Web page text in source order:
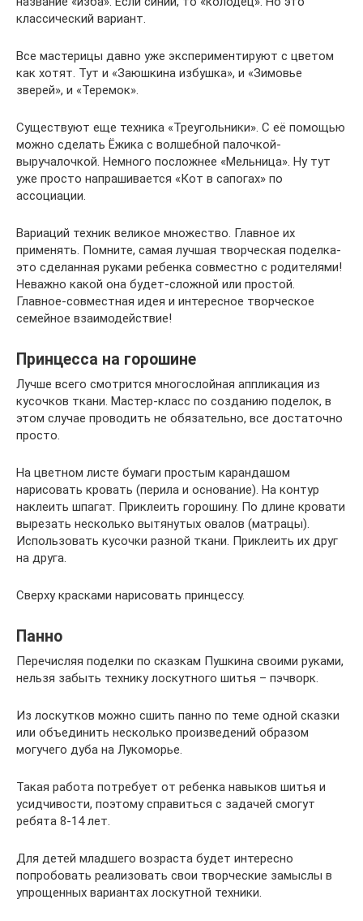
классический вариант.
Все мастерицы давно уже экспериментируют с цветом
как хотят. Тут и «Заюшкина избушка», и «Зимовье
зверей», и «Теремок».
Существуют еще техника «Треугольники». С её помощью
можно сделать Ёжика с волшебной палочкой-
выручалочкой. Немного посложнее «Мельница». Ну тут
уже просто напрашивается «Кот в сапогах» по
ассоциации.
Вариаций техник великое множество. Главное их
применять. Помните, самая лучшая творческая поделка-
это сделанная руками ребенка совместно с родителями!
Неважно какой она будет-сложной или простой.
Главное-совместная идея и интересное творческое
семейное взаимодействие!
Принцесса на горошине
Лучше всего смотрится многослойная аппликация из
кусочков ткани. Мастер-класс по созданию поделок, в
этом случае проводить не обязательно, все достаточно
просто.
На цветном листе бумаги простым карандашом
нарисовать кровать (перила и основание). На контур
наклеить шпагат. Приклеить горошину. По длине кровати
вырезать несколько вытянутых овалов (матрацы).
Использовать кусочки разной ткани. Приклеить их друг
на друга.
Сверху красками нарисовать принцессу.
Панно
Перечисляя поделки по сказкам Пушкина своими руками,
нельзя забыть технику лоскутного шитья – пэчворк.
Из лоскутков можно сшить панно по теме одной сказки
или объединить несколько произведений образом
могучего дуба на Лукоморье.
Такая работа потребует от ребенка навыков шитья и
усидчивости, поэтому справиться с задачей смогут
ребята 8-14 лет.
Для детей младшего возраста будет интересно
попробовать реализовать свои творческие замыслы в
упрощенных вариантах лоскутной техники.